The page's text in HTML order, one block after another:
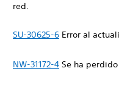
red.
SU-30625-6 Error al
NW-31172-4 Se ha